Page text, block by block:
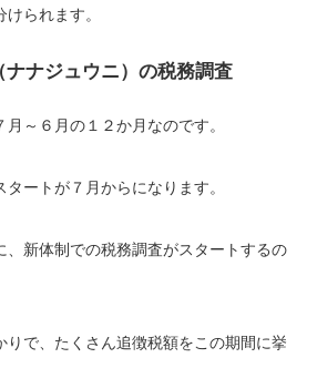
られます。
ナジュウニ）の税務調査
～６月の１２か月なのです。
ートが７月からになります。
、新体制での税務調査がスタートするの
りで、たくさん追徴税額をこの期間に挙